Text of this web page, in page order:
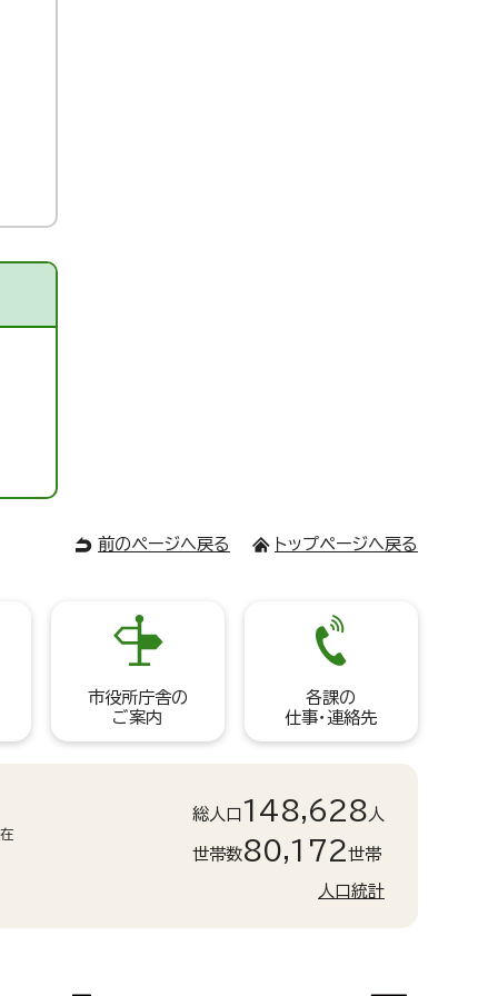
前のページへ戻る トップページへ戻る
市役所庁舎の
ご案内
各課の
仕事・連絡先
総人口 148,628 人
世帯数80,172世帯
人口統計